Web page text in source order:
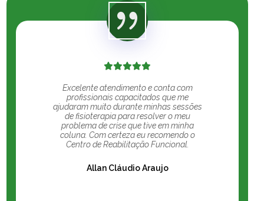
Excelente atendimento e conta com
profissionais capacitados que me
ajudaram muito durante minhas sessões
de fisioterapia para resolver o meu
problema de crise que tive em minha
coluna. Com certeza eu recomendo o
Centro de Reabilitação Funcional.
Allan Cláudio Araujo